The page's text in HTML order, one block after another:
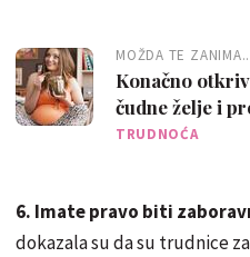
MOŽDA TE
Konačno
čudne želje i
TRUDNOĆA
6. Imate pravo biti
dokazala su da su trudnice